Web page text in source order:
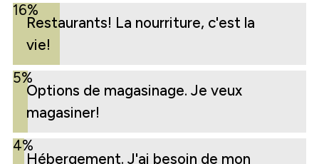
16%
Restaurants! La nourriture, c'est la
vie!
5%
Options de magasinage. Je veux
magasiner!
4%
Hébergement. J'ai besoin de mon